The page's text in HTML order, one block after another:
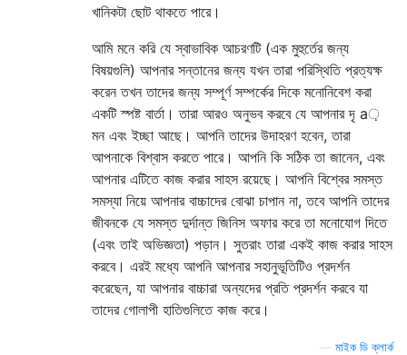
খানিকটা ছোট থাকতে পারে।
আমি মনে করি যে স্বাভাবিক আচরণটি (এক মুহুর্তের জন্য
বিষয়গুলি) আপনার সন্তানের জন্য যখন তারা পরিস্থিতি প্রত্যক্ষ
করেন তখন তাদের জন্য সম্পূর্ণ সম্পর্কের দিকে মনোনিবেশ করা
একটি স্পষ্ট বার্তা। তারা আরও অনুভব করবে যে আপনার দৃ a়
মন এবং ইচ্ছা আছে। আপনি তাদের উদাহরণ হবেন, তারা
আপনাকে বিশ্বাস করতে পারে। আপনি কি সঠিক তা জানেন, এবং
আপনার এটিতে কাজ করার সাহস রয়েছে। আপনি বিশ্বের সমস্ত
সমস্যা নিয়ে আপনার বাচ্চাদের বোঝা চাপান না, তবে আপনি তাদের
জীবনকে যে সমস্ত দুর্দান্ত জিনিস অফার করে তা মনোযোগ দিতে
(এবং তাই অভিজ্ঞতা) পড়ান। সুতরাং তারা একই কাজ করার সাহস
করবে। এরই মধ্যে আপনি আপনার সহানুভূতিটিও প্রদর্শন
করেছেন, যা আপনার বাচ্চারা অন্যদের প্রতি প্রদর্শন করবে যা
তাদের গোলাপী হাতিগুলিতে কাজ করে।
মাইক ডি ক্লার্ক